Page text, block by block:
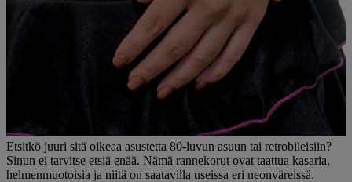
Etsitkö juuri sitä oikeaa asustetta 80-luvun asuun tai retrobileisiin?
Sinun ei tarvitse etsiä enää. Nämä rannekorut ovat taattua kasaria,
helmenmuotoisia ja niitä on saatavilla useissa eri neonväreissä.